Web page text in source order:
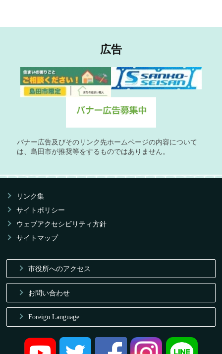
広告
バナー広告及びそのリンク先ホームページの内容について
は、島田市が推奨等をするものではありません。
リンク集
サイトポリシー
ウェブアクセシビリティ方針
サイトマップ
市役所へのアクセス
お問い合わせ
Foreign Language